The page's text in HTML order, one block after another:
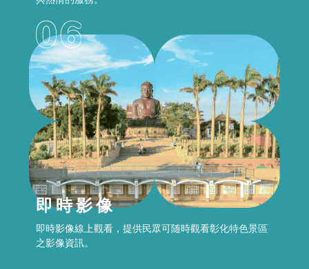
即時影像
即時影像線上觀看，提供民眾可随時觀看彰化特色景區
之影像資訊。